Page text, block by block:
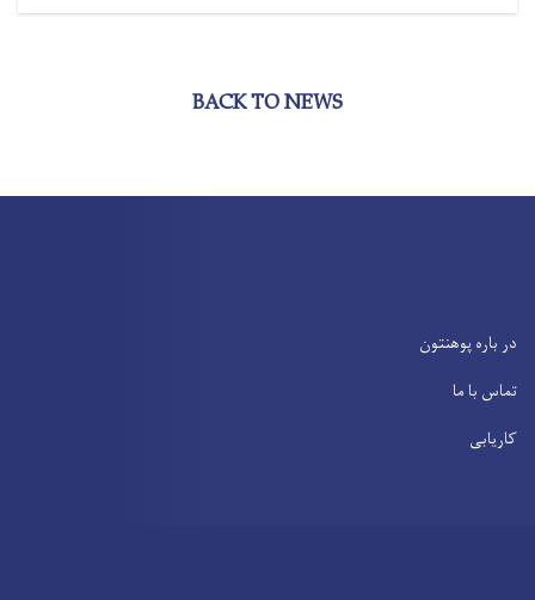
BACK TO NEWS
در باره پوهنتون
تماس با ما
کاریابی